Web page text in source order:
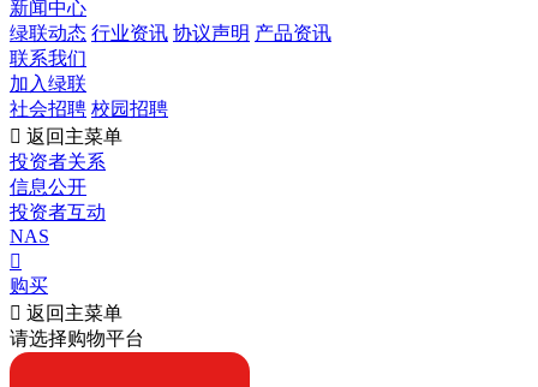
新闻中心
绿联动态 行业资讯 协议声明 产品资讯
联系我们
加入绿联
社会招聘 校园招聘
 返回主菜单
投资者关系
信息公开
投资者互动
NAS

购买
 返回主菜单
请选择购物平台